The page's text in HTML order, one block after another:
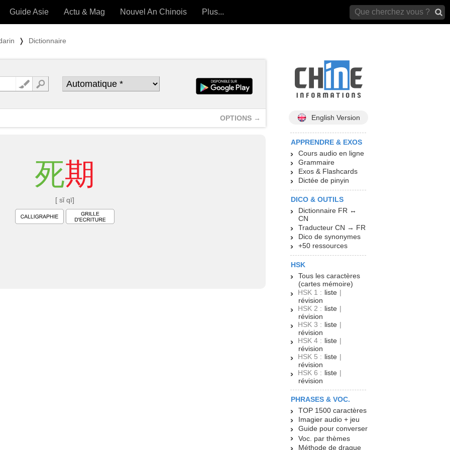
OUTILS) »
Guide Asie Actu & Mag Nouvel An Chinois Plus...
❭ Dictionnaire
OPTIONS →
死期
[ sǐ qī]
English Version
APPRENDRE & EXOS
Cours audio en ligne
Grammaire
Exos & Flashcards
Dictée de pinyin
DICO & OUTILS
Dictionnaire FR ↔
CN
Traducteur CN → FR
Dico de synonymes
+50 ressources
HSK
Tous les caractères
(cartes mémoire)
HSK 1 : liste |
révision
HSK 2 : liste |
révision
HSK 3 : liste |
révision
HSK 4 : liste |
révision
HSK 5 : liste |
révision
HSK 6 : liste |
révision
PHRASES & VOC.
TOP 1500 caractères
Imagier audio + jeu
Guide pour converser
Voc. par thèmes
Méthode de drague